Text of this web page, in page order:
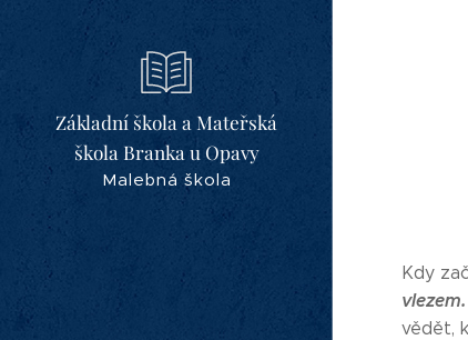
Základní škola a Mateřská
škola Branka u Opavy
Malebná škola
Kdy
vědět,